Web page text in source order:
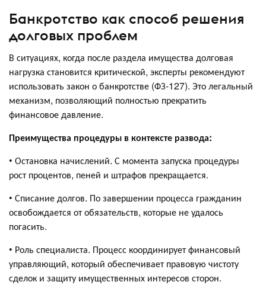
Банкротство как способ решения
долговых проблем
В ситуациях, когда после раздела имущества долговая
нагрузка становится критической, эксперты рекомендуют
использовать закон о банкротстве (ФЗ-127). Это легальный
механизм, позволяющий полностью прекратить
финансовое давление.
Преимущества процедуры в контексте развода:
• Остановка начислений. С момента запуска процедуры
рост процентов, пеней и штрафов прекращается.
• Списание долгов. По завершении процесса гражданин
освобождается от обязательств, которые не удалось
погасить.
• Роль специалиста. Процесс координирует финансовый
управляющий, который обеспечивает правовую чистоту
сделок и защиту имущественных интересов сторон.